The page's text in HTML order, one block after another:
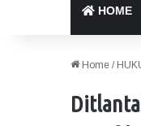
HOME
Home /